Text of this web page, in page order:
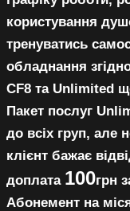
користування
тренуватись
обладнання
CF8 та Unlimited
Пакет послуг
до всіх груп, але
клієнт бажає
доплата 100грн
Абонемент на